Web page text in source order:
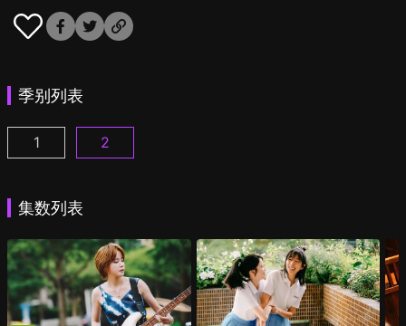
季别列表
第一次遇见花香的那刻 第1季 第1集
1 第一次遇见花香的那刻 第2季 第1集
2
集数列表